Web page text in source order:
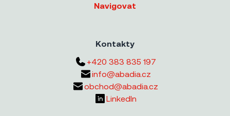
Navigovat
Kontakty
+420 383 835 197
info@abadia.cz
obchod@abadia.cz
LinkedIn